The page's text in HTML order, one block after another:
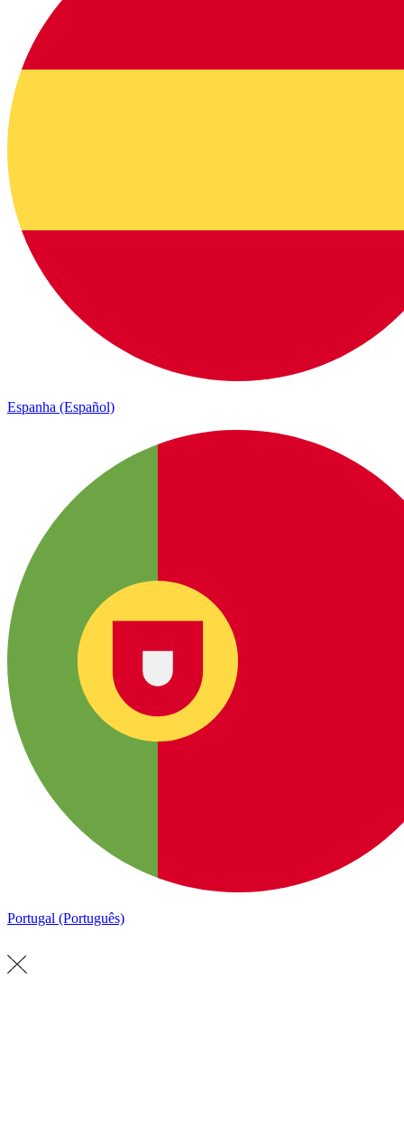
Espanha (Español)
Portugal (Português)